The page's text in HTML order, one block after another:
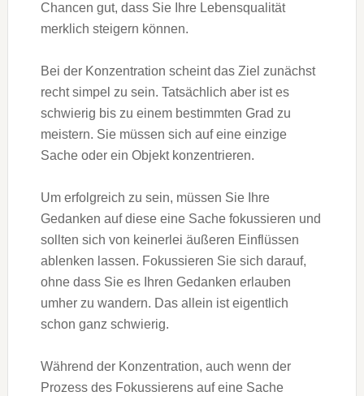
Chancen gut, dass Sie Ihre Lebensqualität
merklich steigern können.
Bei der Konzentration scheint das Ziel zunächst
recht simpel zu sein. Tatsächlich aber ist es
schwierig bis zu einem bestimmten Grad zu
meistern. Sie müssen sich auf eine einzige
Sache oder ein Objekt konzentrieren.
Um erfolgreich zu sein, müssen Sie Ihre
Gedanken auf diese eine Sache fokussieren und
sollten sich von keinerlei äußeren Einflüssen
ablenken lassen. Fokussieren Sie sich darauf,
ohne dass Sie es Ihren Gedanken erlauben
umher zu wandern. Das allein ist eigentlich
schon ganz schwierig.
Während der Konzentration, auch wenn der
Prozess des Fokussierens auf eine Sache